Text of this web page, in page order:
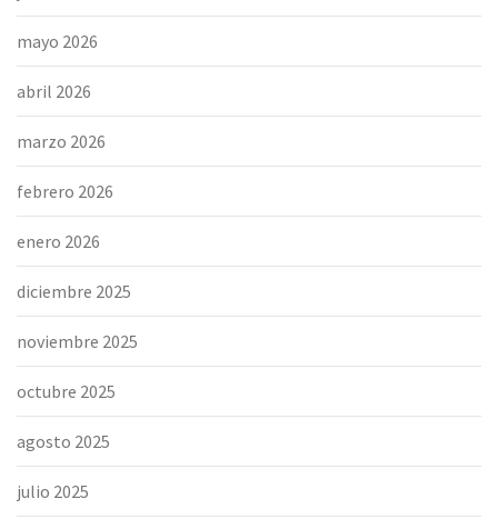
mayo 2026
abril 2026
marzo 2026
febrero 2026
enero 2026
diciembre 2025
noviembre 2025
octubre 2025
agosto 2025
julio 2025